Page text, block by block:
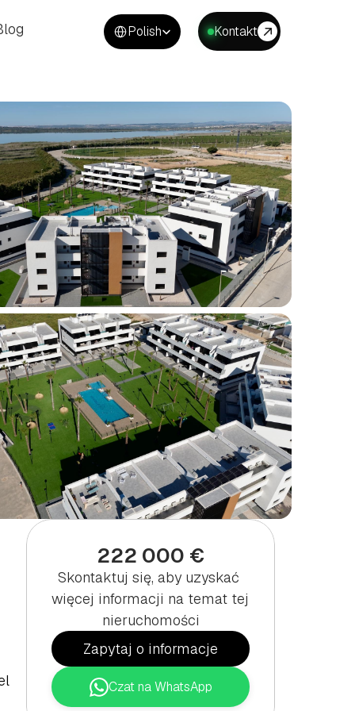
Select Language
Polish Kontakt
222 000 €
Skontaktuj się, aby uzyskać
więcej informacji na temat tej
nieruchomości
Zapytaj o informacje
Czat na WhatsApp